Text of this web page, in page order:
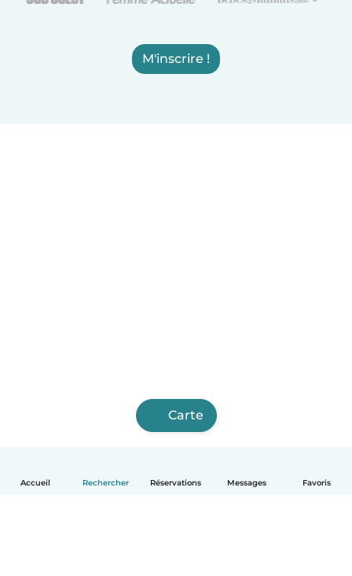
Accueil Rechercher Réservations Messages Favoris
M'inscrire !
Carte